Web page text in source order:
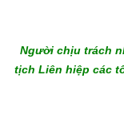
Người chịu trách
tịch Liên hiệp các